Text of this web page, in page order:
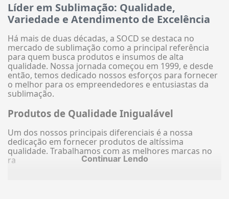
Líder em Sublimação: Qualidade,
Variedade e Atendimento de Excelência
Há mais de duas décadas, a SOCD se destaca no
mercado de sublimação como a principal referência
para quem busca produtos e insumos de alta
qualidade. Nossa jornada começou em 1999, e desde
então, temos dedicado nossos esforços para fornecer
o melhor para os empreendedores e entusiastas da
sublimação.
Produtos de Qualidade Inigualável
Um dos nossos principais diferenciais é a nossa
dedicação em fornecer produtos de altíssima
qualidade. Trabalhamos com as melhores marcas no
ra
Continuar Lendo